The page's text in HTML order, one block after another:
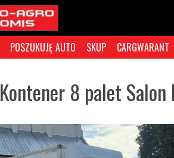
POSZUKUJĘ AUTO SKUP CARGWARANT
Kontener 8 palet